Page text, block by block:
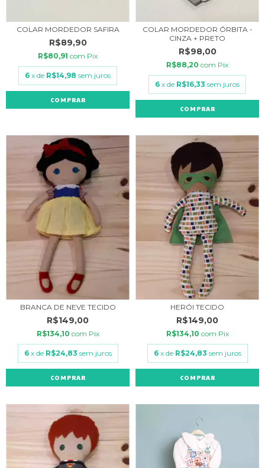
COLAR MORDEDOR SAFIRA
R$89,90
R$80,91 com Pix
6 x de R$14,98 sem juros
COLAR MORDEDOR ÓRBITA -
CINZA + PRETO
R$98,00
R$88,20 com Pix
6 x de R$16,33 sem juros
BRANCA DE NEVE TECIDO
R$149,00
R$134,10 com Pix
6 x de R$24,83 sem juros
HERÓI TECIDO
R$149,00
R$134,10 com Pix
6 x de R$24,83 sem juros